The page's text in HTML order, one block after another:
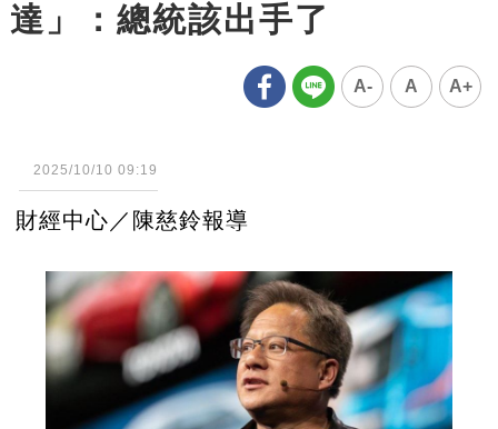
達」：總統該出手了
A- A A+
2025/10/10 09:19
財經中心／陳慈鈴報導